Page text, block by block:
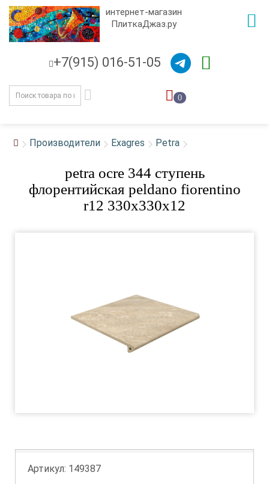
интернет-магазин
ПлиткаДжаз.ру
+7(915) 016-51-05
0
Производители Exagres Petra
petra ocre 344 ступень
флорентийская peldano fiorentino
r12 330x330x12
Артикул: 149387